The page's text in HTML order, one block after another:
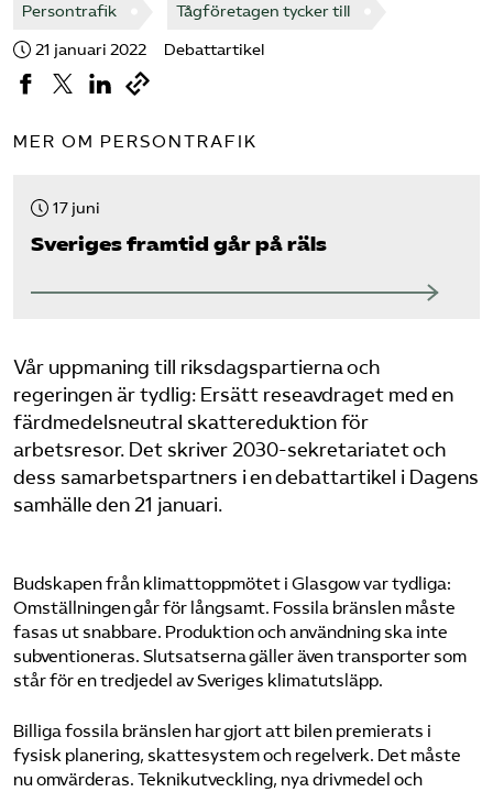
Logga in på Arbetsgivarguiden
Sök på tagforetagen.se
Persontrafik Tågföretagen tycker till
21 januari 2022 Debattartikel
MER OM PERSONTRAFIK
17 juni
Sveriges framtid går på räls
Vår uppmaning till riksdagspartierna och
regeringen är tydlig: Ersätt reseavdraget med en
färdmedelsneutral skattereduktion för
arbetsresor. Det skriver 2030-sekretariatet och
dess samarbetspartners i en debattartikel i Dagens
samhälle den 21 januari.
Budskapen från klimattoppmötet i Glasgow var tydliga:
Omställningen går för långsamt. Fossila bränslen måste
fasas ut snabbare. Produktion och användning ska inte
subventioneras. Slutsatserna gäller även transporter som
står för en tredjedel av Sveriges klimatutsläpp.
Billiga fossila bränslen har gjort att bilen premierats i
fysisk planering, skattesystem och regelverk. Det måste
nu omvärderas. Teknikutveckling, nya drivmedel och